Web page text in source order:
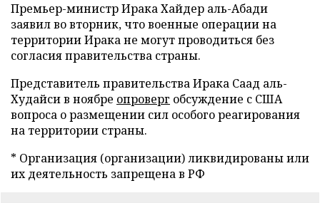
Премьер-министр Ирака Хайдер аль-Абади
заявил во вторник, что военные операции на
территории Ирака не могут проводиться без
согласия правительства страны.
Представитель правительства Ирака Саад аль-
Худайси в ноябре опроверг обсуждение с США
вопроса о размещении сил особого реагирования
на территории страны.
* Организация (организации) ликвидированы или
их деятельность запрещена в РФ